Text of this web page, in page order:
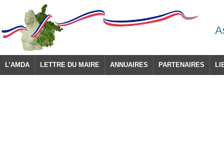
A
L’AMDA LETTRE DU MAIRE ANNUAIRES PARTENAIRES